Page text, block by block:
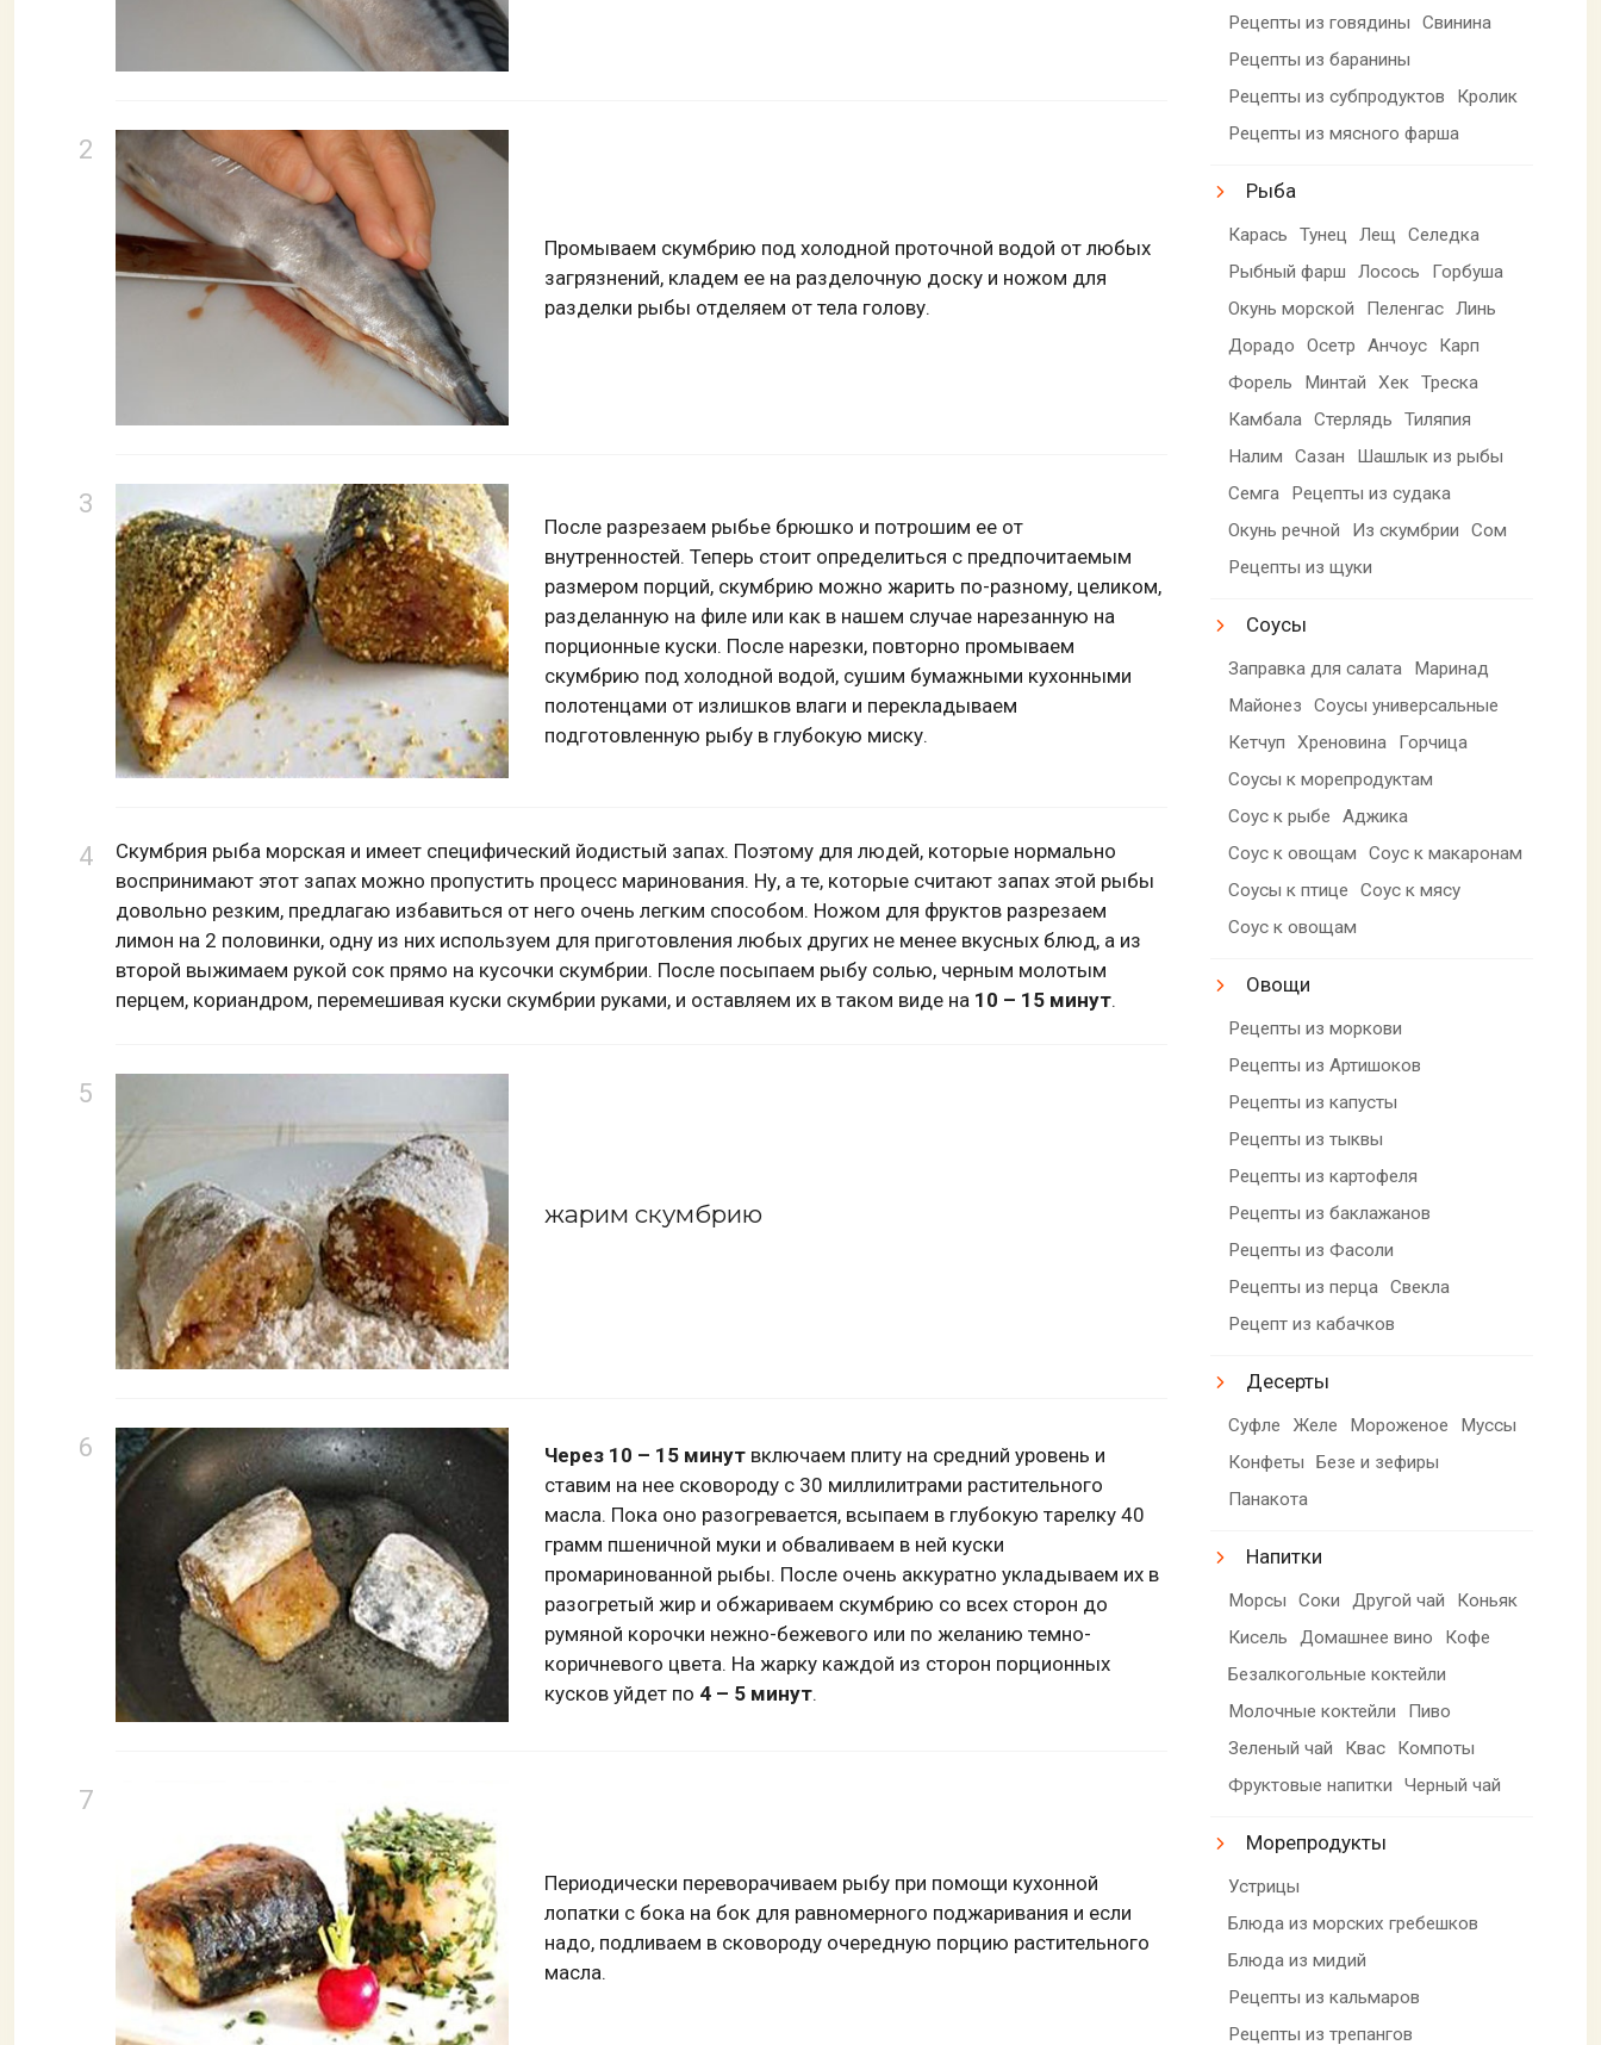
Промываем скумбрию под холодной проточной водой от любых
загрязнений, кладем ее на разделочную доску и ножом для
разделки рыбы отделяем от тела голову.
После разрезаем рыбье брюшко и потрошим ее от
внутренностей. Теперь стоит определиться с предпочитаемым
размером порций, скумбрию можно жарить по-разному, целиком,
разделанную на филе или как в нашем случае нарезанную на
порционные куски. После нарезки, повторно промываем
скумбрию под холодной водой, сушим бумажными кухонными
полотенцами от излишков влаги и перекладываем
подготовленную рыбу в глубокую миску.
Скумбрия рыба морская и имеет специфический йодистый запах. Поэтому для людей, которые нормально
воспринимают этот запах можно пропустить процесс маринования. Ну, а те, которые считают запах этой рыбы
довольно резким, предлагаю избавиться от него очень легким способом. Ножом для фруктов разрезаем
лимон на 2 половинки, одну из них используем для приготовления любых других не менее вкусных блюд, а из
второй выжимаем рукой сок прямо на кусочки скумбрии. После посыпаем рыбу солью, черным молотым
перцем, кориандром, перемешивая куски скумбрии руками, и оставляем их в таком виде на 10 – 15 минут.
жарим скумбрию
Через 10 – 15 минут включаем плиту на средний уровень и
ставим на нее сковороду с 30 миллилитрами растительного
масла. Пока оно разогревается, всыпаем в глубокую тарелку 40
грамм пшеничной муки и обваливаем в ней куски
промаринованной рыбы. После очень аккуратно укладываем их в
разогретый жир и обжариваем скумбрию со всех сторон до
румяной корочки нежно-бежевого или по желанию темно-
коричневого цвета. На жарку каждой из сторон порционных
кусков уйдет по 4 – 5 минут.
Периодически переворачиваем рыбу при помощи кухонной
лопатки с бока на бок для равномерного поджаривания и если
надо, подливаем в сковороду очередную порцию растительного
масла.
Рецепты из говядины
Свинина
Рецепты из баранины
Рецепты из субпродуктов
Кролик
Рецепты из мясного фарша
Рыба
Карась Тунец Лещ
Селедка
Рыбный фарш
Лосось
Горбуша
Окунь морской
Пеленгас Линь
Дорадо
Осетр Анчоус
Карп
Форель
Минтай Хек Треска
Камбала Стерлядь
Тиляпия
Налим
Сазан
Шашлык из рыбы
Семга
Рецепты из судака
Окунь речной
Из скумбрии
Сом
Рецепты из щуки
Соусы
Заправка для салата
Маринад
Майонез
Соусы универсальные
Кетчуп
Хреновина
Горчица
Соусы к морепродуктам
Соус к рыбе
Аджика
Соус к овощам
Соус к макаронам
Соусы к птице
Соус к мясу
Соус к овощам
Овощи
Рецепты из моркови
Рецепты из Артишоков
Рецепты из капусты
Рецепты из тыквы
Рецепты из картофеля
Рецепты из баклажанов
Рецепты из Фасоли
Рецепты из перца Свекла
Рецепт из кабачков
Десерты
Суфле Желе Мороженое
Муссы
Конфеты
Безе и зефиры
Панакота
Напитки
Морсы Соки Другой чай
Коньяк
Кисель
Домашнее вино
Кофе
Безалкогольные коктейли
Молочные коктейли
Пиво
Зеленый чай
Квас
Компоты
Фруктовые напитки
Черный чай
Морепродукты
Устрицы
Блюда из морских гребешков
Блюда из мидий
Рецепты из кальмаров
Рецепты из трепангов